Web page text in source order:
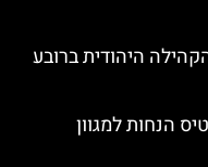
היהודית ברובע
הנחות למגוון